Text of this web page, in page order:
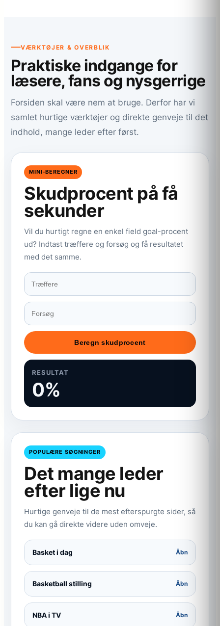
VÆRKTØJER & OVERBLIK
Praktiske indgange for
læsere, fans og nysgerrige
Forsiden skal være nem at bruge. Derfor har vi
samlet hurtige værktøjer og direkte genveje til det
indhold, mange leder efter først.
MINI-BEREGNER
Skudprocent på få
sekunder
Vil du hurtigt regne en enkel field goal-procent
ud? Indtast træffere og forsøg og få resultatet
med det samme.
Beregn skudprocent
RESULTAT
0%
POPULÆRE SØGNINGER
Det mange leder
efter lige nu
Hurtige genveje til de mest efterspurgte sider, så
du kan gå direkte videre uden omveje.
Basket i dag Åbn
Basketball stilling Åbn
NBA i TV Åbn